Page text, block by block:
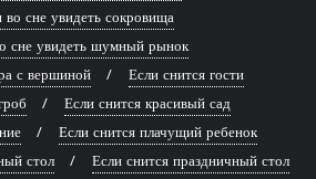
во сне увидеть сокровища
сне увидеть шумный рынок
с вершиной
Если снится гости
Если снится красивый сад
Если снится плачущий ребенок
стол
Если снится праздничный стол